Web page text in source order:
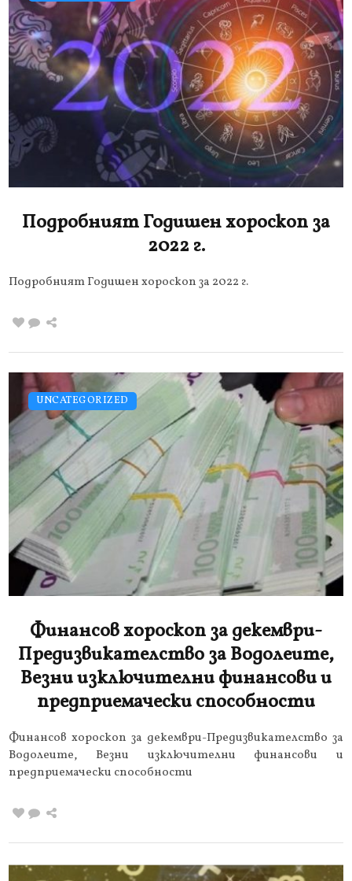
Подробният Годишен хороскоп за
2022 г.
Подробният Годишен хороскоп за 2022 г.
UNCATEGORIZED
Финансов хороскоп за декември-
Предизвикателство за Водолеите,
Везни изключителни финансови и
предприемачески способности
Финансов хороскоп за декември-Предизвикателство за
Водолеите, Везни изключителни финансови и
предприемачески способности